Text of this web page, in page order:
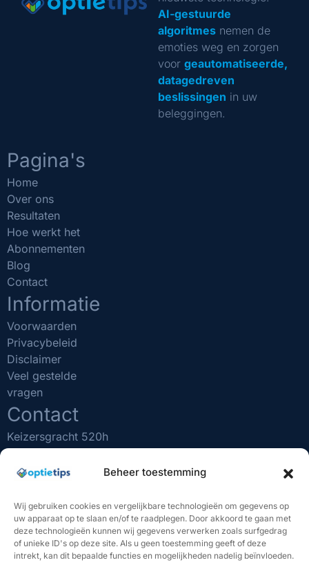
Beheer toestemming
Wij gebruiken cookies en vergelijkbare technologieën om gegevens op
uw apparaat op te slaan en/of te raadplegen. Door akkoord te gaan met
deze technologieën kunnen wij gegevens verwerken zoals surfgedrag
of unieke ID's op deze site. Als u geen toestemming geeft of deze
intrekt, kan dit bepaalde functies en mogelijkheden nadelig beïnvloeden.
AI-gestuurde
algoritmesnemen de
emoties weg en zorgen
voor geautomatiseerde,
datagedreven
beslissingen in uw
beleggingen.
Pagina's
Home
Over ons
Resultaten
Hoe werkt het
Abonnementen
Blog
Contact
Informatie
Voorwaarden
Privacybeleid
Disclaimer
Veel gestelde
vragen
Contact
Keizersgracht 520h
1017 EK Amsterdam
(020) 231 0610
KVK nr: 75481731
BELANGRIJK OM TE WETEN
"Beleggen brengt risico's met zich mee. U kunt (een deel
van) uw inleg verliezen. De handelssignalen van Optietips